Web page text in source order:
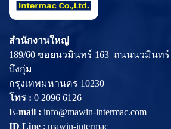
สำนักงานใหญ่
189/60 ซอยนวมินทร์ 163 ถนนนวมินท
บึงกุ่ม
กรุงเทพมหานคร 10230
โทร : 0 2096 6126
E-mail : info@mawin-intermac.com
ID Line : mawin-intermac